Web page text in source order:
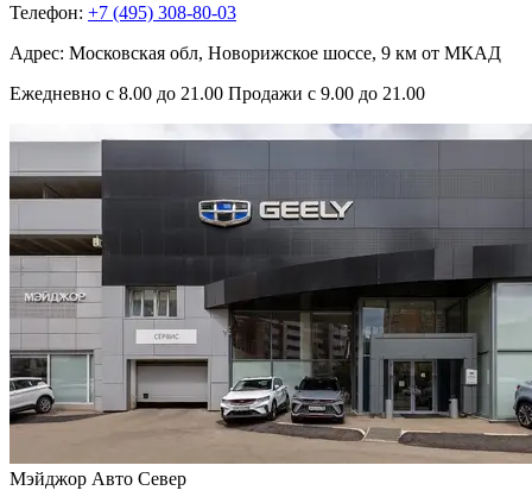
Телефон: +7 (495) 308-80-03
Адрес: Московская обл, Новорижское шоссе, 9 км от МКАД
Ежедневно с 8.00 до 21.00 Продажи с 9.00 до 21.00
Мэйджор Авто Север